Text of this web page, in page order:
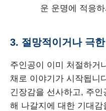
운 운명에 적응
3. 절망적이거나 극
주인공이 이미 처절하거
채로 이야기가 시작됩니
긴장감을 선사하고, 주
해 나갈지에 대한 기대감